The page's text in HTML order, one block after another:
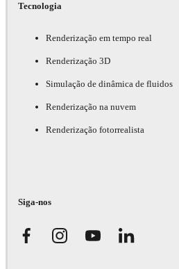
Tecnologia
Renderização em tempo real
Renderização 3D
Simulação de dinâmica de fluidos
Renderização na nuvem
Renderização fotorrealista
Siga-nos